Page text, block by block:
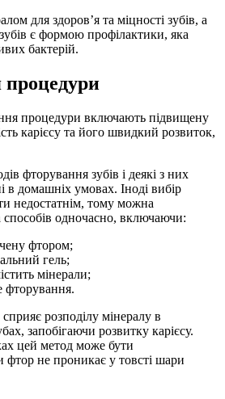
для здоров’я та міцності зубів, а
є формою профілактики, яка
бактерій.
процедури включають підвищену
карієсу та його швидкий розвиток,
фторування зубів і деякі з них
в домашніх умовах. Іноді вибір
недостатнім, тому можна
способів одночасно, включаючи:
фтором;
гель;
мінерали;
фторування.
розподілу мінералу в
запобігаючи розвитку карієсу.
цей метод може бути
фтор не проникає у товсті шари